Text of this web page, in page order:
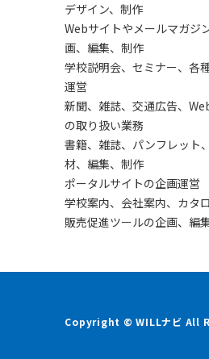
デザイン、制作
Webサイトやメールマガジ
画、編集、制作
学校説明会、セミナー、各
運営
新聞、雑誌、交通広告、
の取り扱い業務
書籍、雑誌、パンフレット
材、編集、制作
ポータルサイトの企画運営
学校案内、会社案内、カタ
販売促進ツールの企画、編
Copyright © WILLナビ All